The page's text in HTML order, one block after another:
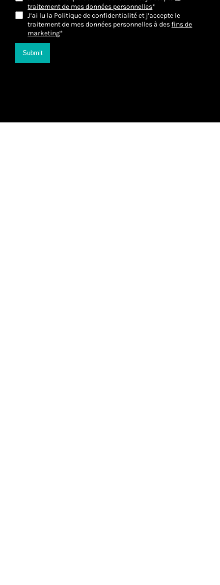
traitement de mes données personnelles*
J’ai lu la Politique de confidentialité et j’accepte le
traitement de mes données personnelles à desfins de
marketing*
Submit